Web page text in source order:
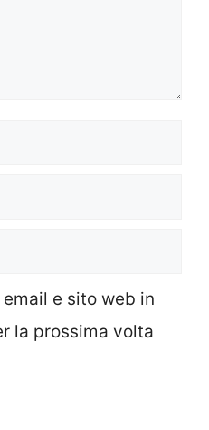
e sito web in
la prossima volta